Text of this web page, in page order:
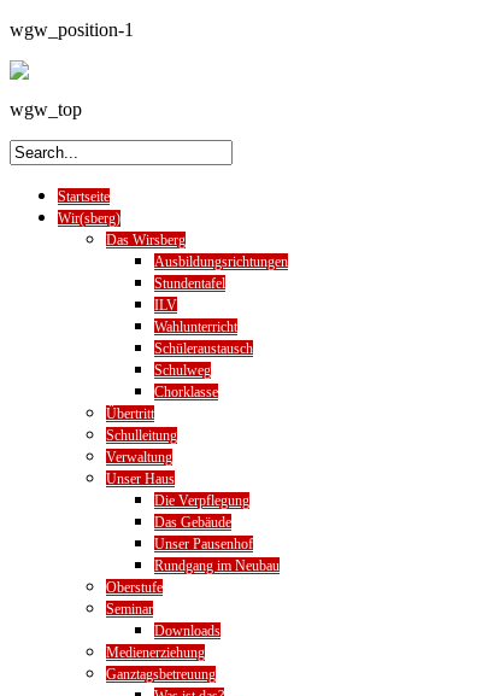
wgw_position-1
wgw_top
Startseite
Wir(sberg)
Das Wirsberg
Ausbildungsrichtungen
Stundentafel
ILV
Wahlunterricht
Schüleraustausch
Schulweg
Chorklasse
Übertritt
Schulleitung
Verwaltung
Unser Haus
Die Verpflegung
Das Gebäude
Unser Pausenhof
Rundgang im Neubau
Oberstufe
Seminar
Downloads
Medienerziehung
Ganztagsbetreuung